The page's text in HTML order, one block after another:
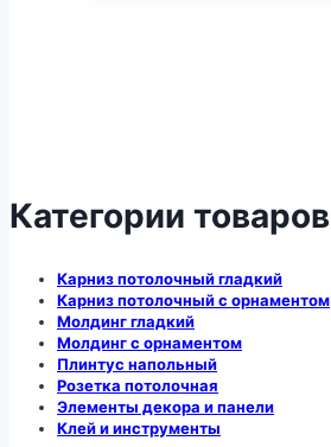
Категории товаров
Карниз потолочный гладкий
Карниз потолочный с орнаментом
Молдинг гладкий
Молдинг с орнаментом
Плинтус напольный
Розетка потолочная
Элементы декора и панели
Клей и инструменты